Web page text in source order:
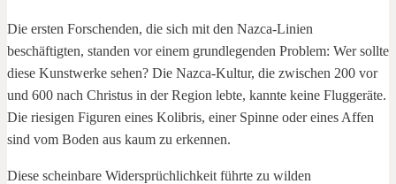
Die ersten Forschenden, die sich mit den Nazca-Linien
beschäftigten, standen vor einem grundlegenden Problem: Wer sollte
diese Kunstwerke sehen? Die Nazca-Kultur, die zwischen 200 vor
und 600 nach Christus in der Region lebte, kannte keine Fluggeräte.
Die riesigen Figuren eines Kolibris, einer Spinne oder eines Affen
sind vom Boden aus kaum zu erkennen.
Diese scheinbare Widersprüchlichkeit führte zu wilden